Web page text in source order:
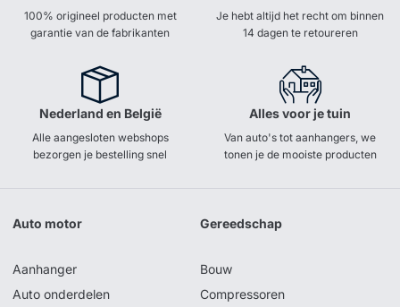
100% origineel producten met
garantie van de fabrikanten
Je hebt altijd het recht om binnen
14 dagen te retoureren
Nederland en België
Alle aangesloten webshops
bezorgen je bestelling snel
Alles voor je tuin
Van auto's tot aanhangers, we
tonen je de mooiste producten
Auto motor
Aanhanger
Auto onderdelen
Gereedschap
Bouw
Compressoren